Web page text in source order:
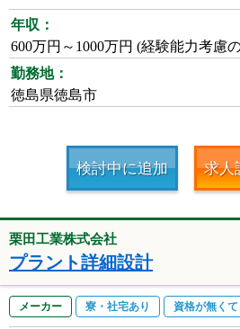
年収：
600万円～1000万円 (経験能力考慮
勤務地：
徳島県徳島市
検討中に追加 求人
栗田工業株式会社
プラント詳細設計
メーカー 寮・社宅あり 資格が無く